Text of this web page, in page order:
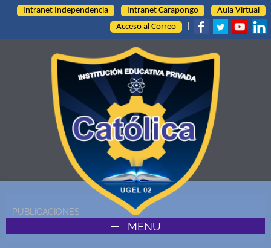
Intranet Independencia Intranet Carapongo
Aula Virtual
Acceso al Correo
MENU
PUBLICACIONES